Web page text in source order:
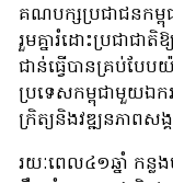
គណបក្សប្រជាជនកម្ពុជ
រួមគ្នារំដោះប្រជាជាតិ
ជាន់ធ្វើបានគ្រប់បែ
ប្រទេសកម្ពុជាមួយឯក
ក្រិត្យនិងវឌ្ឍនភាពសង្
រយៈពេល៤១ឆ្នាំ កន្